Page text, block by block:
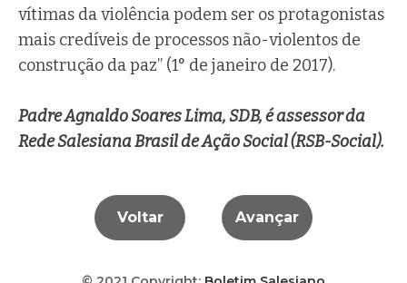
vítimas da violência podem ser os protagonistas
mais credíveis de processos não-violentos de
construção da paz” (1° de janeiro de 2017).
Padre Agnaldo Soares Lima, SDB, é assessor da
Rede Salesiana Brasil de Ação Social (RSB-Social).
Voltar Avançar